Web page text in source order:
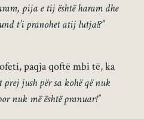
pija e tij është haram dhe
t’i pranohet atij lutja!?”
paqja qoftë mbi të, ka
jush për sa kohë që nuk
nuk më është pranuar!”